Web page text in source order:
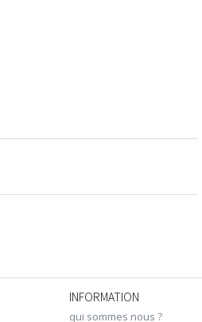
INFORMATION
qui sommes nous ?